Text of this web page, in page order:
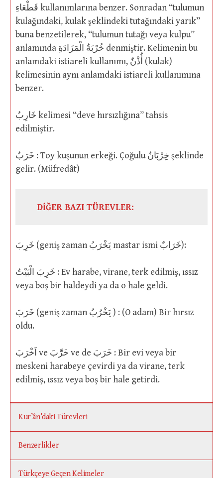
قَطْعَاءِ kullanımlarına benzer. Sonradan “tulumun
kulağındaki, kulak şeklindeki tutağındaki yarık”
buna benzetilerek, “tulumun tutağı veya kulpu”
anlamında خُرْبَةُ الْمَزَادَةِ denmiştir. Kelimenin bu
anlamdaki istiareli kullanımı, أُذْنٌ (kulak)
kelimesinin aynı anlamdaki istiareli kullanımına
benzer.
خَارِبٌ kelimesi “deve hırsızlığına” tahsis
edilmiştir.
خَرَبٌ : Toy kuşunun erkeği. Çoğulu خِِرْبَانٌ şeklinde
gelir. (Müfredât)
DİĞER BAZI TÜREVLER:
خَرِبَ (geniş zaman يَخْرَبُ mastar ismi خَرَابٌ):
خَرِبَ الْبَيْتُ : Ev harabe, virane, terk edilmiş, ıssız
veya boş bir haldeydi ya da o hale geldi.
خَرَبَ (geniş zaman يَخْرُبُ ) : (O adam) Bir hırsız
oldu.
اَخْرَبَ ve خَرَّبَ ve de خَرَبَ : Bir evi veya bir
meskeni harabeye çevirdi ya da virane, terk
edilmiş, ıssız veya boş bir hale getirdi.
Kur’ân’daki Türevleri
Benzerlikler
Türkçeye Geçen Kelimeler